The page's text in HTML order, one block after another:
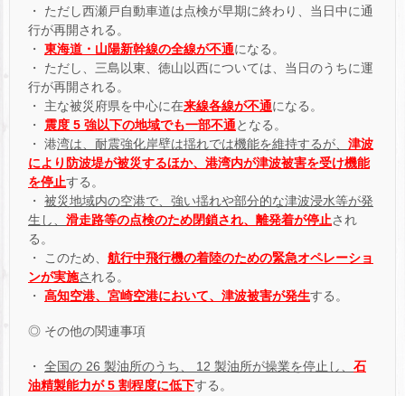
・ ただし西瀬戸自動車道は点検が早期に終わり、当日中に通
行が再開される。
・ 東海道・山陽新幹線の全線が不通になる。
・ ただし、三島以東、徳山以西については、当日のうちに運
行が再開される。
・ 主な被災府県を中心に在来線各線が不通になる。
・ 震度 5 強以下の地域でも一部不通となる。
・ 港湾は、耐震強化岸壁は揺れでは機能を維持するが、 津波
により防波堤が被災するほか、港湾内が津波被害を受け機能
を停止する。
・ 被災地域内の空港で、強い揺れや部分的な津波浸水等が発
生し、 滑走路等の点検のため閉鎖され、離発着が停止され
る。
・ このため、 航行中飛行機の着陸のための緊急オペレーショ
ンが実施さ れる。
・ 高知空港、宮崎空港において、津波被害が発生する。
◎ その他の関連事項
・ 全国の 26 製油所のうち、 12 製油所が操業を停止し、 石
油精製能力が 5 割程度に低下する。